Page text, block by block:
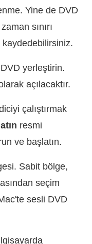
Yine de DVD
sınırı
kaydedebilirsiniz.
yerleştirin.
açılacaktır.
çalıştırmak
resmi
ve başlatın.
Sabit bölge,
seçim
sesli DVD